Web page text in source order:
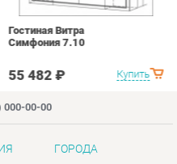
ГОРОДА
Весь мир